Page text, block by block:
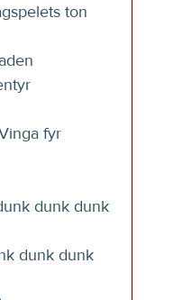
ton
fyr
dunk dunk
dunk dunk